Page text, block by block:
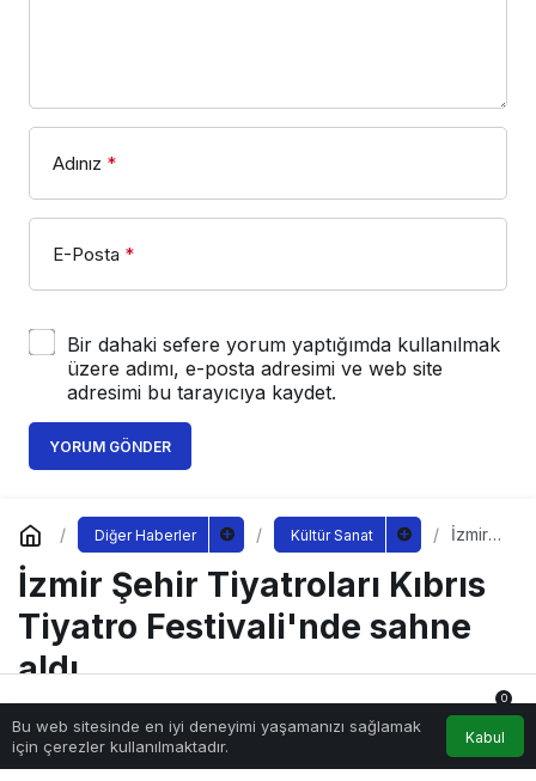
Adınız *
E-Posta *
Bir dahaki sefere yorum yaptığımda kullanılmak
üzere adımı, e-posta adresimi ve web site
adresimi bu tarayıcıya kaydet.
YORUM GÖNDER
Diğer Haberler Kültür Sanat
İzmir
Tiyatr
oları
Kıbrıs
Tiyatr
Festiva
sahne
aldı
İzmir Şehir Tiyatroları Kıbrıs
Tiyatro Festivali'nde sahne
aldı
Sağlıklı.Orgtarafından yayınlandı
19 Haziran 2023, 10:15yayınlandı
Bu web sitesinde en iyi deneyimi yaşamanızı sağlamak
için çerezler kullanılmaktadır.
Kabul
Anasayfa Akış Hesabım Bildirimler
0